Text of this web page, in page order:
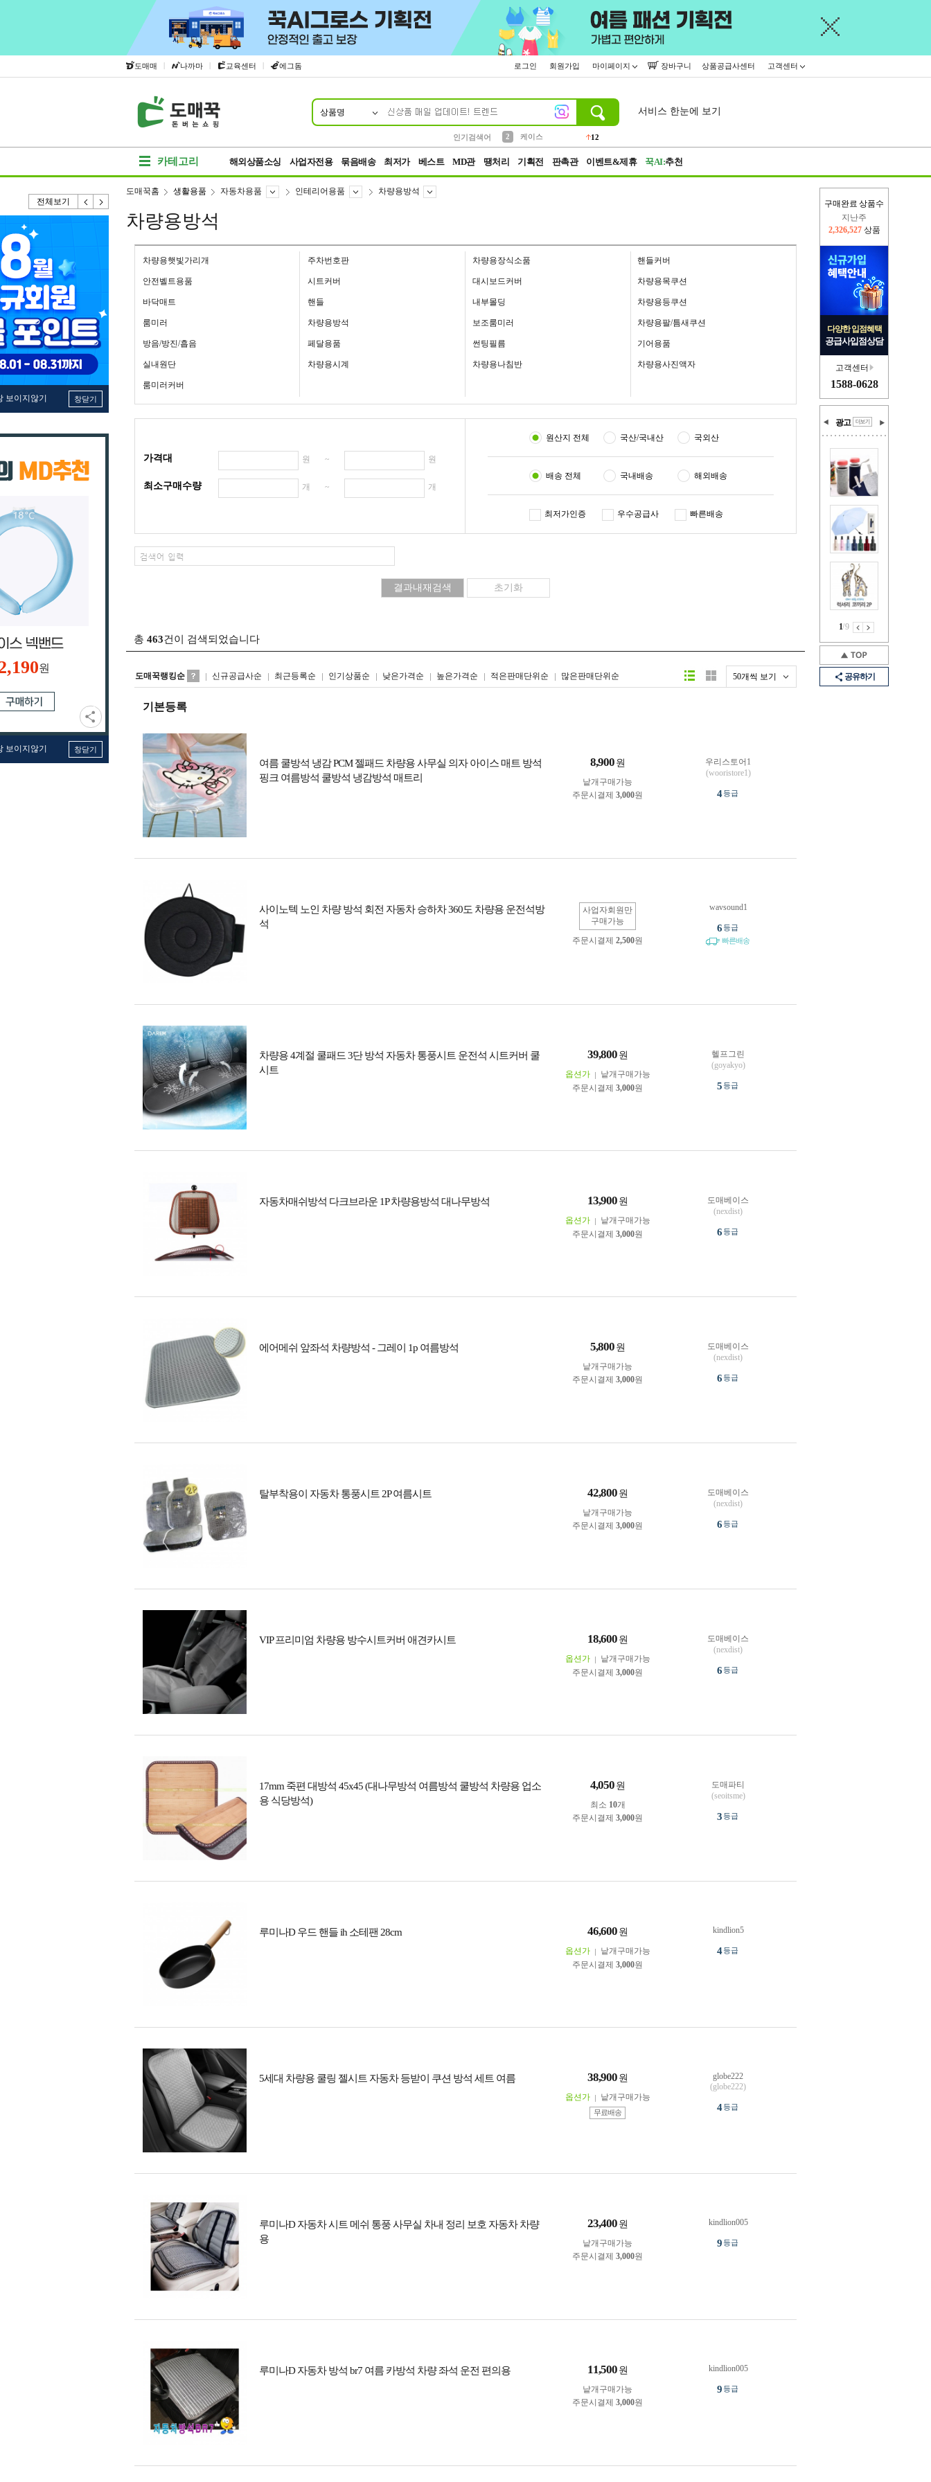
도매매 | 나까마 | 교육센터 | 에그돔 로그인 회원가입 마이페이지 장바구니 상품공급사센터 고객센터
상품명
인기검색어
2
케이스
12
서비스 한눈에 보기
카테고리 해외상품소싱 사업자전용 묶음배송 최저가 베스트 MD관 땡처리 기획전 판촉관 이벤트&제휴 꾹AI:추천
전체보기
보이지않기 창닫기
원
보이지않기 창닫기
구매완료 상품수
지난주
2,326,527상품
이번주
2,228,423 상품
다양한 입점혜택
공급사입점상담
고객센터
1588-0628
광고
1/9
공유하기
도매꾹홈 생활용품 자동차용품 인테리어용품 차량용방석
차량용방석
차량용햇빛가리개 주차번호판 차량용장식소품 핸들커버
안전벨트용품 시트커버 대시보드커버 차량용목쿠션
바닥매트 핸들 내부몰딩 차량용등쿠션
룸미러 차량용방석 보조룸미러 차량용팔/틈새쿠션
방음/방진/흡음 페달용품 썬팅필름 기어용품
실내원단 차량용시계 차량용나침반 차량용사진액자
룸미러커버
가격대 원 ~ 원
최소구매수량 개 ~ 개
원산지 전체 국산/국내산 국외산
배송 전체 국내배송 해외배송
최저가인증 우수공급사 빠른배송
총 463건이 검색되었습니다
도매꾹랭킹순 신규공급사순 최근등록순 인기상품순 낮은가격순 높은가격순 적은판매단위순 많은판매단위순 50개씩 보기
리스트형갤러리형
기본등록
여름 쿨방석 냉감 PCM 젤패드 차량용 사무실 의자 아이스 매트 방석
핑크 여름방석 쿨방석 냉감방석 매트리
8,900 원
낱개구매가능
주문시결제 3,000원
우리스토어1
(wooristore1)
4등급
사이노텍 노인 차량 방석 회전 자동차 승하차 360도 차량용 운전석방
석
사업자회원만
구매가능
주문시결제 2,500원
wavsound1
6등급
빠른배송
차량용 4계절 쿨패드 3단 방석 자동차 통풍시트 운전석 시트커버 쿨
시트
39,800 원
옵션가
낱개구매가능
주문시결제 3,000원
헬프그린
(goyakyo)
5등급
자동차매쉬방석 다크브라운 1P 차량용방석 대나무방석 13,900 원
옵션가
낱개구매가능
주문시결제 3,000원
도매베이스
(nexdist)
6등급
에어메쉬 앞좌석 차량방석 - 그레이 1p 여름방석 5,800 원
낱개구매가능
주문시결제 3,000원
도매베이스
(nexdist)
6등급
탈부착용이 자동차 통풍시트 2P 여름시트 42,800 원
낱개구매가능
주문시결제 3,000원
도매베이스
(nexdist)
6등급
VIP 프리미엄 차량용 방수시트커버 애견카시트 18,600 원
옵션가
낱개구매가능
주문시결제 3,000원
도매베이스
(nexdist)
6등급
17mm 죽편 대방석 45x45 (대나무방석 여름방석 쿨방석 차량용 업소
용 식당방석)
4,050 원
최소 10개
주문시결제 3,000원
도매파티
(seoitsme)
3등급
루미나D 우드 핸들 ih 소테팬 28cm 46,600 원
옵션가
낱개구매가능
주문시결제 3,000원
kindlion5
4등급
5세대 차량용 쿨링 젤시트 자동차 등받이 쿠션 방석 세트 여름 38,900 원
옵션가 낱개구매가능
무료배송
globe222
(globe222)
4등급
루미나D 자동차 시트 메쉬 통풍 사무실 차내 정리 보호 자동차 차량
용
23,400 원
낱개구매가능
주문시결제 3,000원
kindlion005
9등급
루미나D 자동차 방석 br7 여름 카방석 차량 좌석 운전 편의용 11,500 원
낱개구매가능
주문시결제 3,000원
kindlion005
9등급